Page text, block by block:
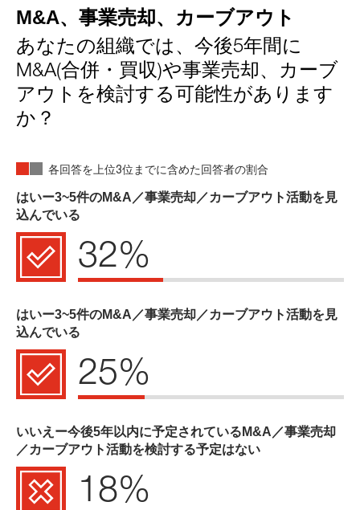
M&A、事業売却、カーブアウト
あなたの組織では、今後5年間に
M&A(合併・買収)や事業売却、カーブ
アウトを検討する可能性があります
か？
各回答を上位3位までに含めた回答者の割合
はいー3~5件のM&A／事業売却／カーブアウト活動を見
込んでいる
32%
はいー3~5件のM&A／事業売却／カーブアウト活動を見
込んでいる
25%
いいえー今後5年以内に予定されているM&A／事業売却
／カーブアウト活動を検討する予定はない
18%